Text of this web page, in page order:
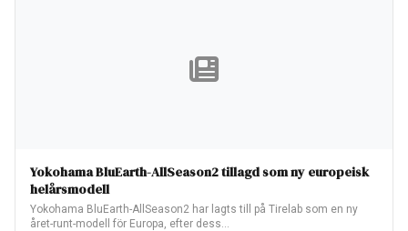
Yokohama BluEarth-AllSeason2 tillagd som ny europeisk
helårsmodell
Yokohama BluEarth-AllSeason2 har lagts till på Tirelab som en ny
året-runt-modell för Europa, efter dess…